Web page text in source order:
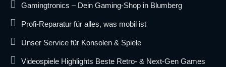
Gamingtronics – Dein Gaming-Shop in Blumberg
Profi-Reparatur für alles, was mobil ist
Unser Service für Konsolen & Spiele
Videospiele Highlights Beste Retro- & Next-Gen Games